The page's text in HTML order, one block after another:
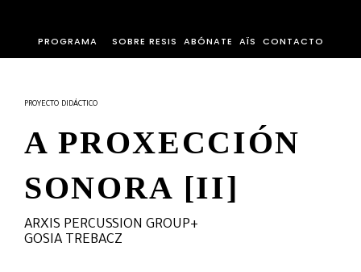
PROGRAMA SOBRE RESIS ABÓNATE AÏS CONTACTO
PROYECTO DIDÁCTICO
A PROXECCIÓN
SONORA [II]
ARXIS PERCUSSION GROUP+
GOSIA TREBACZ